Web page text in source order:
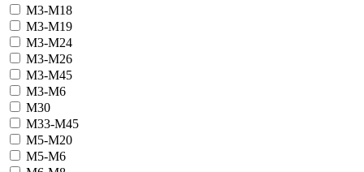
М3-М18
М3-М19
М3-М24
М3-М26
М3-М45
М3-М6
М30
М33-М45
М5-М20
М5-М6